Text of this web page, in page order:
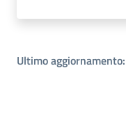
Ultimo aggiornamento: